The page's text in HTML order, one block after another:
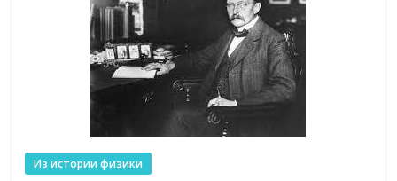
Из истории физики